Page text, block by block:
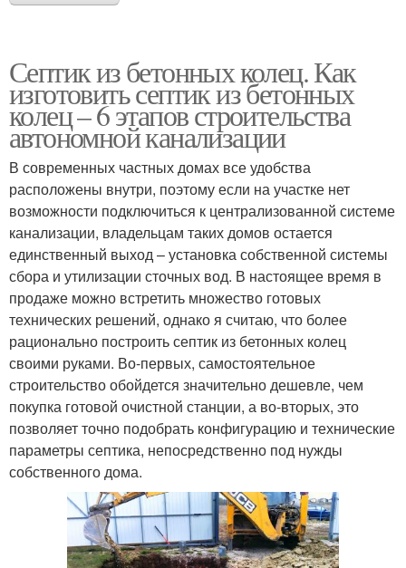
Септик из бетонных колец. Как
изготовить септик из бетонных
колец – 6 этапов строительства
автономной канализации
В современных частных домах все удобства
расположены внутри, поэтому если на участке нет
возможности подключиться к централизованной системе
канализации, владельцам таких домов остается
единственный выход – установка собственной системы
сбора и утилизации сточных вод. В настоящее время в
продаже можно встретить множество готовых
технических решений, однако я считаю, что более
рационально построить септик из бетонных колец
своими руками. Во-первых, самостоятельное
строительство обойдется значительно дешевле, чем
покупка готовой очистной станции, а во-вторых, это
позволяет точно подобрать конфигурацию и технические
параметры септика, непосредственно под нужды
собственного дома.